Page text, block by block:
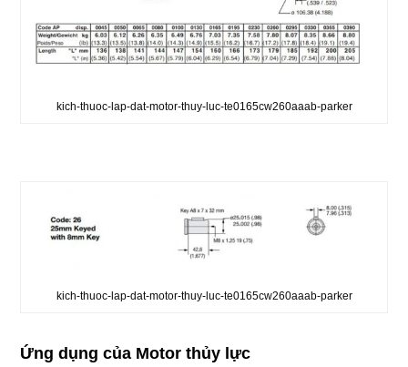
kich-thuoc-lap-dat-motor-thuy-luc-te0165cw260aaab-parker
kich-thuoc-lap-dat-motor-thuy-luc-te0165cw260aaab-parker
Ứng dụng của Motor thủy lực